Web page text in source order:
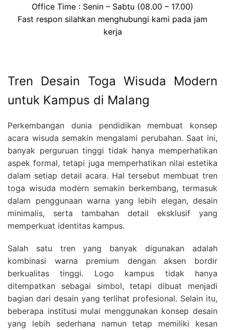
Office Time : Senin – Sabtu (08.00 – 17.00)
Fast respon silahkan menghubungi kami pada jam
kerja
Tren Desain Toga Wisuda Modern
untuk Kampus di Malang
Perkembangan dunia pendidikan membuat konsep
acara wisuda semakin mengalami perubahan. Saat ini,
banyak perguruan tinggi tidak hanya memperhatikan
aspek formal, tetapi juga memperhatikan nilai estetika
dalam setiap detail acara. Hal tersebut membuat tren
toga wisuda modern semakin berkembang, termasuk
dalam penggunaan warna yang lebih elegan, desain
minimalis, serta tambahan detail eksklusif yang
memperkuat identitas kampus.
Salah satu tren yang banyak digunakan adalah
kombinasi warna premium dengan aksen bordir
berkualitas tinggi. Logo kampus tidak hanya
ditempatkan sebagai simbol, tetapi dibuat menjadi
bagian dari desain yang terlihat profesional. Selain itu,
beberapa institusi mulai menggunakan konsep desain
yang lebih sederhana namun tetap memiliki kesan